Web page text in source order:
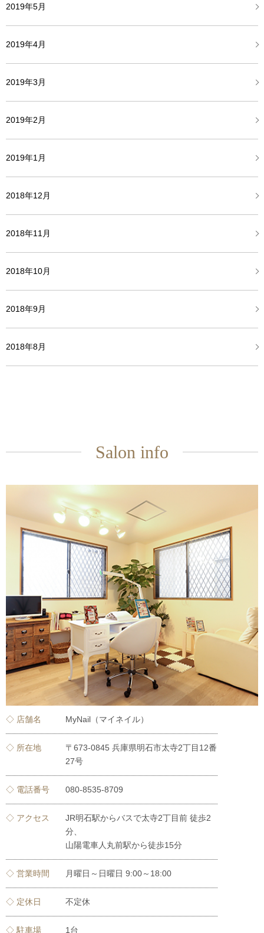
2019年5月
2019年4月
2019年3月
2019年2月
2019年1月
2018年12月
2018年11月
2018年10月
2018年9月
2018年8月
Salon info
◇ 店舗名 MyNail（マイネイル）
◇ 所在地
〒673-0845 兵庫県明石市太寺2丁目12番
27号
◇ 電話番号 080-8535-8709
◇ アクセス
JR明石駅からバスで太寺2丁目前 徒歩2
分、
山陽電車人丸前駅から徒歩15分
◇ 営業時間 月曜日～日曜日 9:00～18:00
◇ 定休日 不定休
◇ 駐車場 1台